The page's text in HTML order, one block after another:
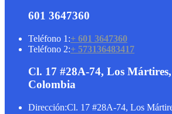
601 3647360
Teléfono 1:+ 601 3647360
Teléfono 2:+ 573136483417
Cl. 17 #28A-74, Los
Colombia
Dirección:Cl. 17 #28A-74, Los